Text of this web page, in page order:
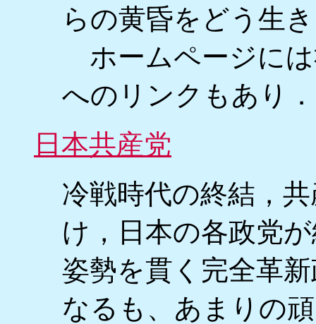
らの黄昏をどう生
ホームページに
へのリンクもあり．
日本共産党
冷戦時代の終結，
け，日本の各政党
姿勢を貫く完全革
なるも、あまりの